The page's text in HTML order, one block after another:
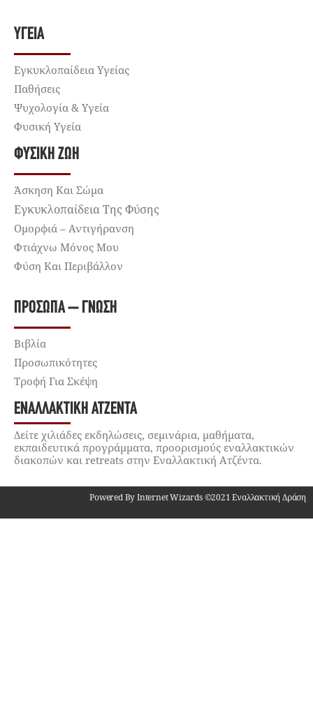
ΥΓΕΊΑ
Εγκυκλοπαίδεια Υγείας
Παθήσεις
Ψυχολογία & Υγεία
Φυσική Υγεία
ΦΥΣΙΚΉ ΖΩΉ
Άσκηση Και Σώμα
Εγκυκλοπαίδεια Της Φύσης
Ομορφιά – Αντιγήρανση
Φτιάχνω Μόνος Μου
Φύση Και Περιβάλλον
ΠΡΌΣΩΠΑ – ΓΝΏΣΗ
Βιβλία
Προσωπικότητες
Τροφή Για Σκέψη
ΕΝΑΛΛΑΚΤΙΚΉ ΑΤΖΈΝΤΑ
Δείτε χιλιάδες εκδηλώσεις, σεμινάρια, μαθήματα,
εκπαιδευτικά προγράμματα, προορισμούς εναλλακτικών
διακοπών και retreats στην Εναλλακτική Ατζέντα.
Powered By Internet Wizards ©2021 Εναλλακτική Δράση